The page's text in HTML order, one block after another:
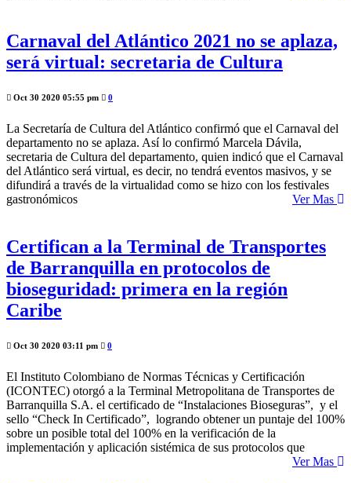
Carnaval del Atlántico 2021 no se aplaza,
será virtual: secretaria de Cultura
Oct 30 2020 05:55 pm 0
La Secretaría de Cultura del Atlántico confirmó que el Carnaval del
departamento no se aplaza. Así lo confirmó Marcela Dávila,
secretaria de Cultura del departamento, quien indicó que el Carnaval
del Atlántico será virtual, es decir, no tendrá eventos masivos, y se
difundirá a través de la virtualidad como se hizo con los festivales
gastronómicos
Ver Mas
Certifican a la Terminal de Transportes
de Barranquilla en protocolos de
bioseguridad: primera en la región
Caribe
Oct 30 2020 03:11 pm 0
El Instituto Colombiano de Normas Técnicas y Certificación
(ICONTEC) otorgó a la Terminal Metropolitana de Transportes de
Barranquilla S.A. el certificado de “Instalaciones Bioseguras”, y el
sello “Check In Certificado”, logrando obtener un puntaje del 100%
sobre un posible total del 100% en la verificación de la
implementación y aplicación sistémica de sus protocolos que
Ver Mas